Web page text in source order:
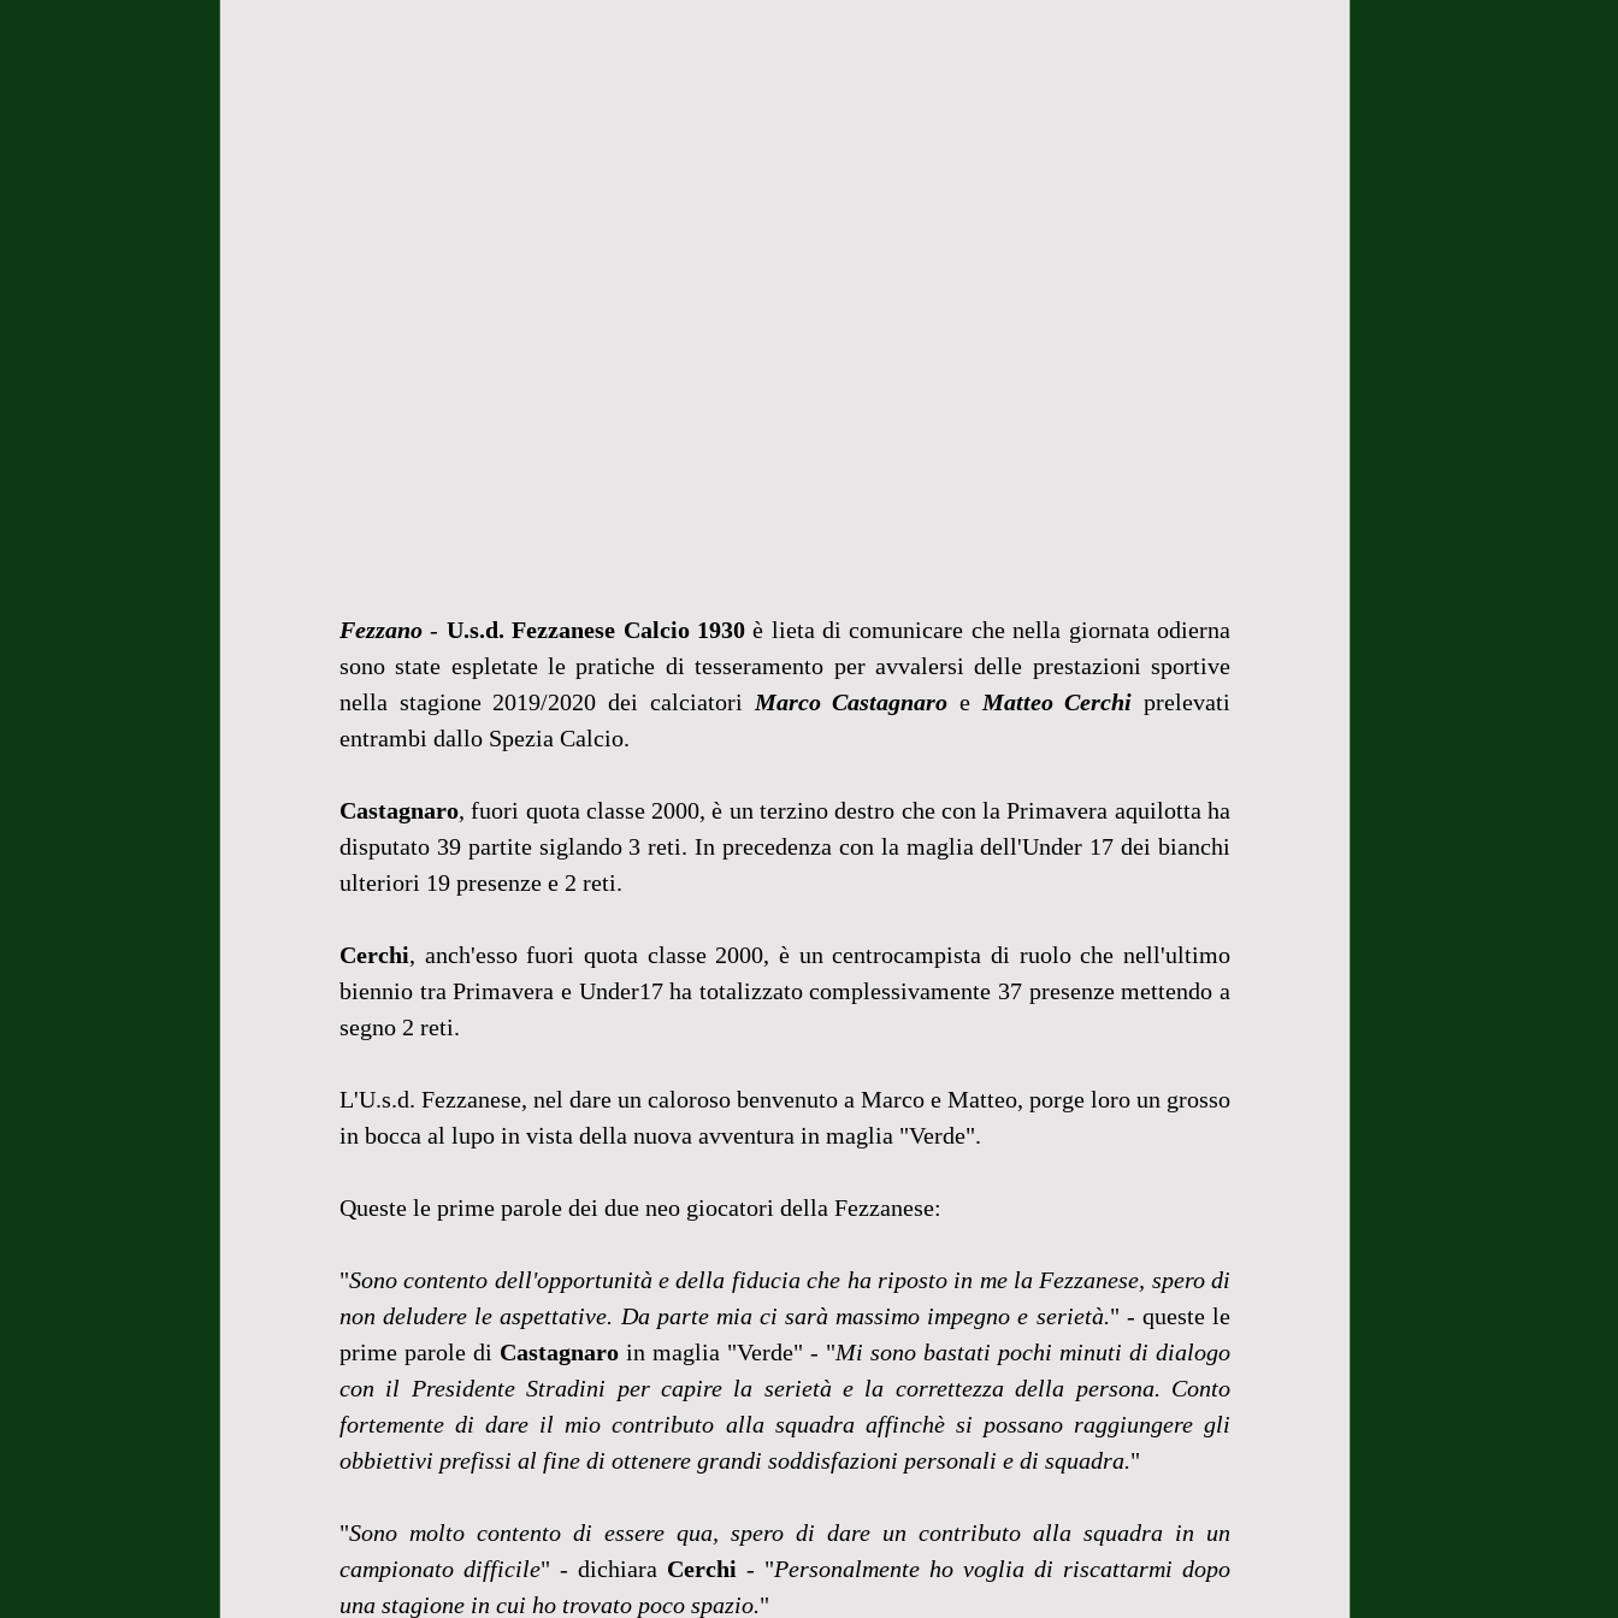
Fezzano - U.s.d. Fezzanese Calcio 1930 è lieta di comunicare che nella giornata odierna
sono state espletate le pratiche di tesseramento per avvalersi delle prestazioni sportive
nella stagione 2019/2020 dei calciatori Marco Castagnaro e Matteo Cerchi prelevati
entrambi dallo Spezia Calcio.
Castagnaro, fuori quota classe 2000, è un terzino destro che con la Primavera aquilotta ha
disputato 39 partite siglando 3 reti. In precedenza con la maglia dell'Under 17 dei bianchi
ulteriori 19 presenze e 2 reti.
Cerchi, anch'esso fuori quota classe 2000, è un centrocampista di ruolo che nell'ultimo
biennio tra Primavera e Under17 ha totalizzato complessivamente 37 presenze mettendo a
segno 2 reti.
L'U.s.d. Fezzanese, nel dare un caloroso benvenuto a Marco e Matteo, porge loro un grosso
in bocca al lupo in vista della nuova avventura in maglia "Verde".
Queste le prime parole dei due neo giocatori della Fezzanese:
"Sono contento dell'opportunità e della fiducia che ha riposto in me la Fezzanese, spero di
non deludere le aspettative. Da parte mia ci sarà massimo impegno e serietà." - queste le
prime parole di Castagnaro in maglia "Verde" - "Mi sono bastati pochi minuti di dialogo
con il Presidente Stradini per capire la serietà e la correttezza della persona. Conto
fortemente di dare il mio contributo alla squadra affinchè si possano raggiungere gli
obbiettivi prefissi al fine di ottenere grandi soddisfazioni personali e di squadra."
"Sono molto contento di essere qua, spero di dare un contributo alla squadra in un
campionato difficile" - dichiara Cerchi - "Personalmente ho voglia di riscattarmi dopo
una stagione in cui ho trovato poco spazio."